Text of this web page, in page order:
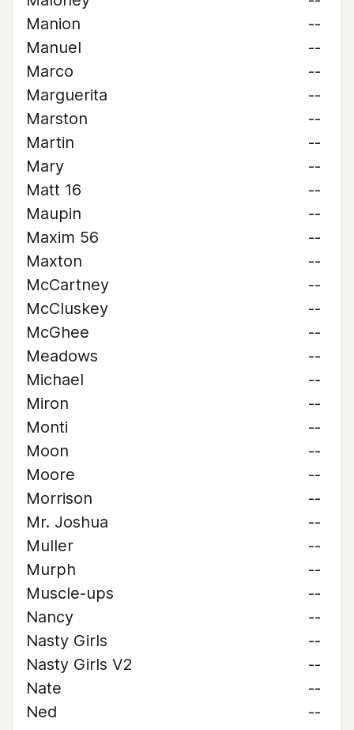
Manion
--
Manuel
--
Marco
--
Marguerita
--
Marston
--
Martin
--
Mary
--
Matt 16
--
Maupin
--
Maxim 56
--
Maxton
--
McCartney
--
McCluskey
--
McGhee
--
Meadows
--
Michael
--
Miron
--
Monti
--
Moon
--
Moore
--
Morrison
--
Mr. Joshua
--
Muller
--
Murph
--
Muscle-ups
--
Nancy
--
Nasty Girls
--
Nasty Girls V2
--
Nate
--
Ned
--